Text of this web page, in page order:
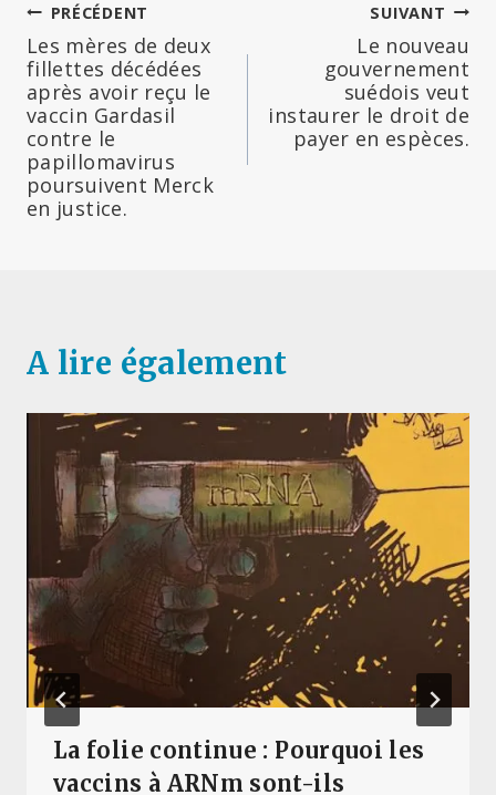
Navigation
de
l’article
PRÉCÉDENT
Les mères de deux
fillettes décédées
après avoir reçu le
vaccin Gardasil
contre le
papillomavirus
poursuivent Merck
en justice.
SUIVANT
Le nouveau
gouvernement
suédois veut
instaurer le droit de
payer en espèces.
A lire également
La folie continue : Pourquoi les
vaccins à ARNm sont-ils